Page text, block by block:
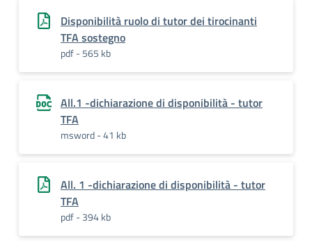
Disponibilità ruolo di tutor dei tirocinanti
TFA sostegno
pdf - 565 kb
All.1 -dichiarazione di disponibilità - tutor
TFA
msword - 41 kb
All. 1 -dichiarazione di disponibilità - tutor
TFA
pdf - 394 kb